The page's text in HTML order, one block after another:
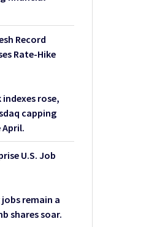
Record
Rate-Hike
rose,
capping
April.
U.S. Job
remain a
shares soar.